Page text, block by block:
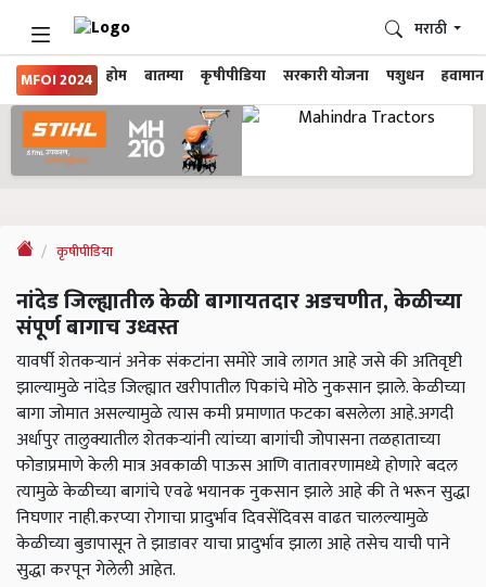
MFOI 2024 होम बातम्या कृषीपीडिया सरकारी योजना पशुधन हवामान
मराठी
कृषीपीडिया
नांदेड जिल्ह्यातील केळी बागायतदार अडचणीत, केळीच्या
संपूर्ण बागाच उध्वस्त
यावर्षी शेतकऱ्यानं अनेक संकटांना समोरे जावे लागत आहे जसे की अतिवृष्टी
झाल्यामुळे नांदेड जिल्ह्यात खरीपातील पिकांचे मोठे नुकसान झाले. केळीच्या
बागा जोमात असल्यामुळे त्यास कमी प्रमाणात फटका बसलेला आहे.अगदी
अर्धापुर तालुक्यातील शेतकऱ्यांनी त्यांच्या बागांची जोपासना तळहाताच्या
फोडाप्रमाणे केली मात्र अवकाळी पाऊस आणि वातावरणामध्ये होणारे बदल
त्यामुळे केळीच्या बागांचे एवढे भयानक नुकसान झाले आहे की ते भरून सुद्धा
निघणार नाही.करप्या रोगाचा प्रादुर्भाव दिवसेंदिवस वाढत चालल्यामुळे
केळीच्या बुडापासून ते झाडावर याचा प्रादुर्भाव झाला आहे तसेच याची पाने
सुद्धा करपून गेलेली आहेत.